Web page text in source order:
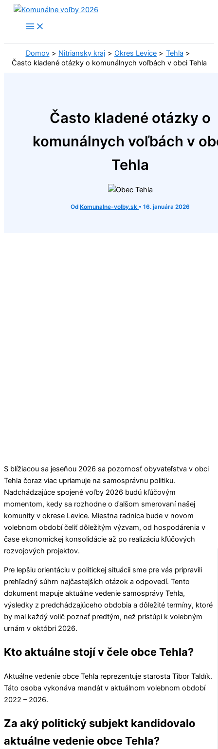
Preskočiť
Domov Nitriansky kraj Okres Levice
Tehla
Často kladené otázky o komunálnych voľbách v obci Tehla
Často kladené otázky o
komunálnych voľbách v
Tehla
Od Komunalne-volby.sk •16. januára 2026
S blížiacou sa jeseňou 2026 sa pozornosť obyvateľstva v obci
Tehla čoraz viac upriamuje na samosprávnu politiku.
Nadchádzajúce spojené voľby 2026 budú kľúčovým
momentom, kedy sa rozhodne o ďalšom smerovaní našej
komunity v okrese Levice. Miestna radnica bude v novom
volebnom období čeliť dôležitým výzvam, od hospodárenia v
čase ekonomickej konsolidácie až po realizáciu kľúčových
rozvojových projektov.
Pre lepšiu orientáciu v politickej situácii sme pre vás pripravili
prehľadný súhrn najčastejších otázok a odpovedí. Tento
dokument mapuje aktuálne vedenie samosprávy Tehla,
výsledky z predchádzajúceho obdobia a dôležité termíny, ktoré
by mal každý volič poznať predtým, než pristúpi k volebným
urnám v októbri 2026.
Kto aktuálne stojí v čele obce Tehla?
Aktuálne vedenie obce Tehla reprezentuje starosta Tibor Taldík.
Táto osoba vykonáva mandát v aktuálnom volebnom období
2022 – 2026.
Za aký politický subjekt kandidovalo
aktuálne vedenie obce Tehla?